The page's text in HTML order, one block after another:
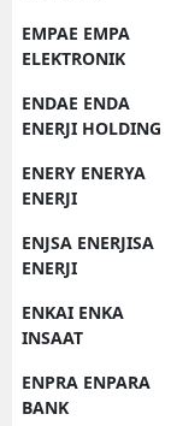
EMPAE EMPA
ELEKTRONIK
ENDAE ENDA
ENERJI HOLDING
ENERY ENERYA
ENERJI
ENJSA ENERJISA
ENERJI
ENKAI ENKA
INSAAT
ENPRA ENPARA
BANK